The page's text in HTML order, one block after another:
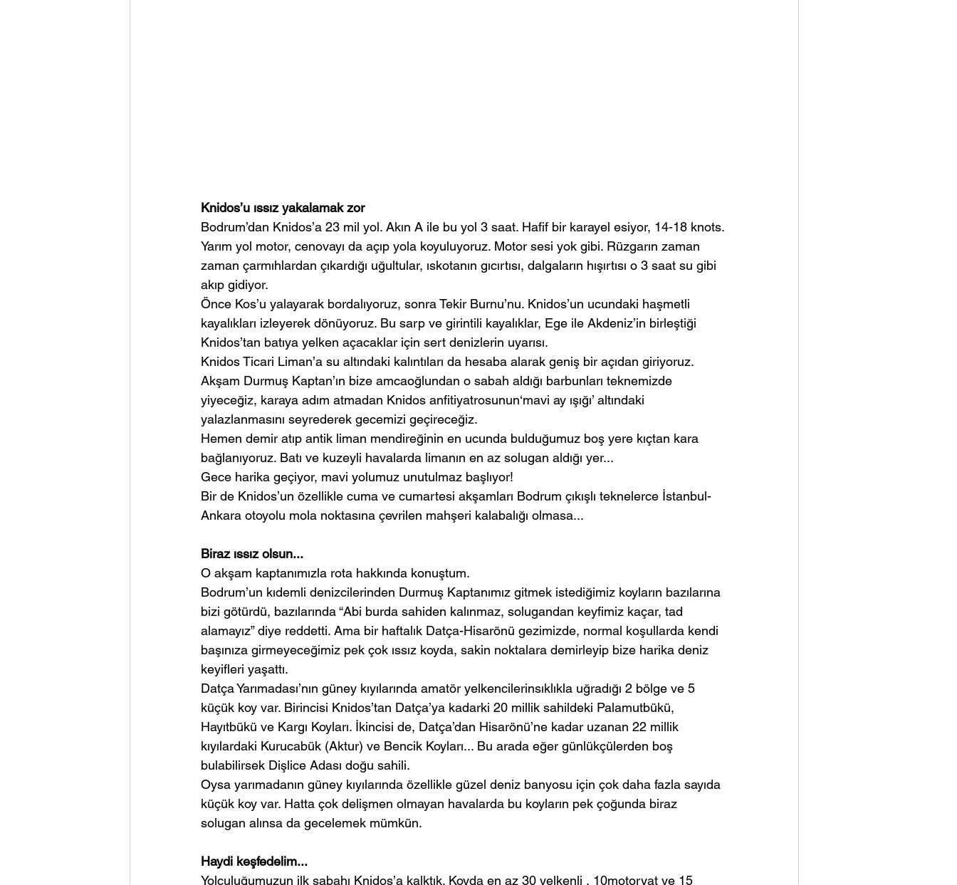
Knidos’u ıssız yakalamak zor
Bodrum’dan Knidos’a 23 mil yol. Akın A ile bu yol 3 saat. Hafif bir karayel esiyor, 14-18 knots.
Yarım yol motor, cenovayı da açıp yola koyuluyoruz. Motor sesi yok gibi. Rüzgarın zaman
zaman çarmıhlardan çıkardığı uğultular, ıskotanın gıcırtısı, dalgaların hışırtısı o 3 saat su gibi
akıp gidiyor.
Önce Kos’u yalayarak bordalıyoruz, sonra Tekir Burnu’nu. Knidos’un ucundaki haşmetli
kayalıkları izleyerek dönüyoruz. Bu sarp ve girintili kayalıklar, Ege ile Akdeniz’in birleştiği
Knidos’tan batıya yelken açacaklar için sert denizlerin uyarısı.
Knidos Ticari Liman’a su altındaki kalıntıları da hesaba alarak geniş bir açıdan giriyoruz.
Akşam Durmuş Kaptan’ın bize amcaoğlundan o sabah aldığı barbunları teknemizde
yiyeceğiz, karaya adım atmadan Knidos anfitiyatrosunun‘mavi ay ışığı’ altındaki
yalazlanmasını seyrederek gecemizi geçireceğiz.
Hemen demir atıp antik liman mendireğinin en ucunda bulduğumuz boş yere kıçtan kara
bağlanıyoruz. Batı ve kuzeyli havalarda limanın en az solugan aldığı yer...
Gece harika geçiyor, mavi yolumuz unutulmaz başlıyor!
Bir de Knidos’un özellikle cuma ve cumartesi akşamları Bodrum çıkışlı teknelerce İstanbul-
Ankara otoyolu mola noktasına çevrilen mahşeri kalabalığı olmasa...
Biraz ıssız olsun...
O akşam kaptanımızla rota hakkında konuştum.
Bodrum’un kıdemli denizcilerinden Durmuş Kaptanımız gitmek istediğimiz koyların bazılarına
bizi götürdü, bazılarında “Abi burda sahiden kalınmaz, solugandan keyfimiz kaçar, tad
alamayız” diye reddetti. Ama bir haftalık Datça-Hisarönü gezimizde, normal koşullarda kendi
başınıza girmeyeceğimiz pek çok ıssız koyda, sakin noktalara demirleyip bize harika deniz
keyifleri yaşattı.
Datça Yarımadası’nın güney kıyılarında amatör yelkencilerinsıklıkla uğradığı 2 bölge ve 5
küçük koy var. Birincisi Knidos’tan Datça’ya kadarki 20 millik sahildeki Palamutbükü,
Hayıtbükü ve Kargı Koyları. İkincisi de, Datça’dan Hisarönü’ne kadar uzanan 22 millik
kıyılardaki Kurucabük (Aktur) ve Bencik Koyları... Bu arada eğer günlükçülerden boş
bulabilirsek Dişlice Adası doğu sahili.
Oysa yarımadanın güney kıyılarında özellikle güzel deniz banyosu için çok daha fazla sayıda
küçük koy var. Hatta çok delişmen olmayan havalarda bu koyların pek çoğunda biraz
solugan alınsa da gecelemek mümkün.
Haydi keşfedelim...
Yolculuğumuzun ilk sabahı Knidos’a kalktık. Koyda en az 30 yelkenli , 10motoryat ve 15